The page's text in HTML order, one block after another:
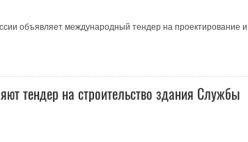
объявляет международный тендер на проектирование и
тендер на строительство здания Службы